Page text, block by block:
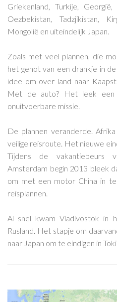
Griekenland, Turkije, Georgië,
Oezbekistan, Tadzjikistan,
Mongolië en uiteindelijk Japan.
Zoals met veel plannen, die
het genot van een drankje in
idee om over land naar
Met de auto? Het leek een
onuitvoerbare missie.
De plannen veranderde.
veilige reisroute. Het nieuwe
Tijdens de vakantiebeurs
Amsterdam begin 2013 bleek
om met een motor China in
reisplannen.
Al snel kwam Vladivostok in
Rusland. Het stapje om
naar Japan om te eindigen in